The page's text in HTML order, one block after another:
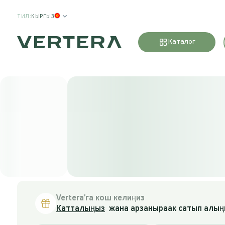
ТИЛ :КЫРГЫЗ
Каталог
Vertera'га кош келиңиз
Катталыңыз жана арзаныраак сатып